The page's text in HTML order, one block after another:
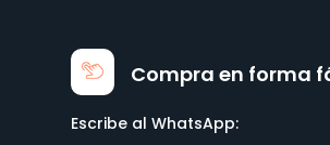
Compra en forma
Escribe al WhatsApp: